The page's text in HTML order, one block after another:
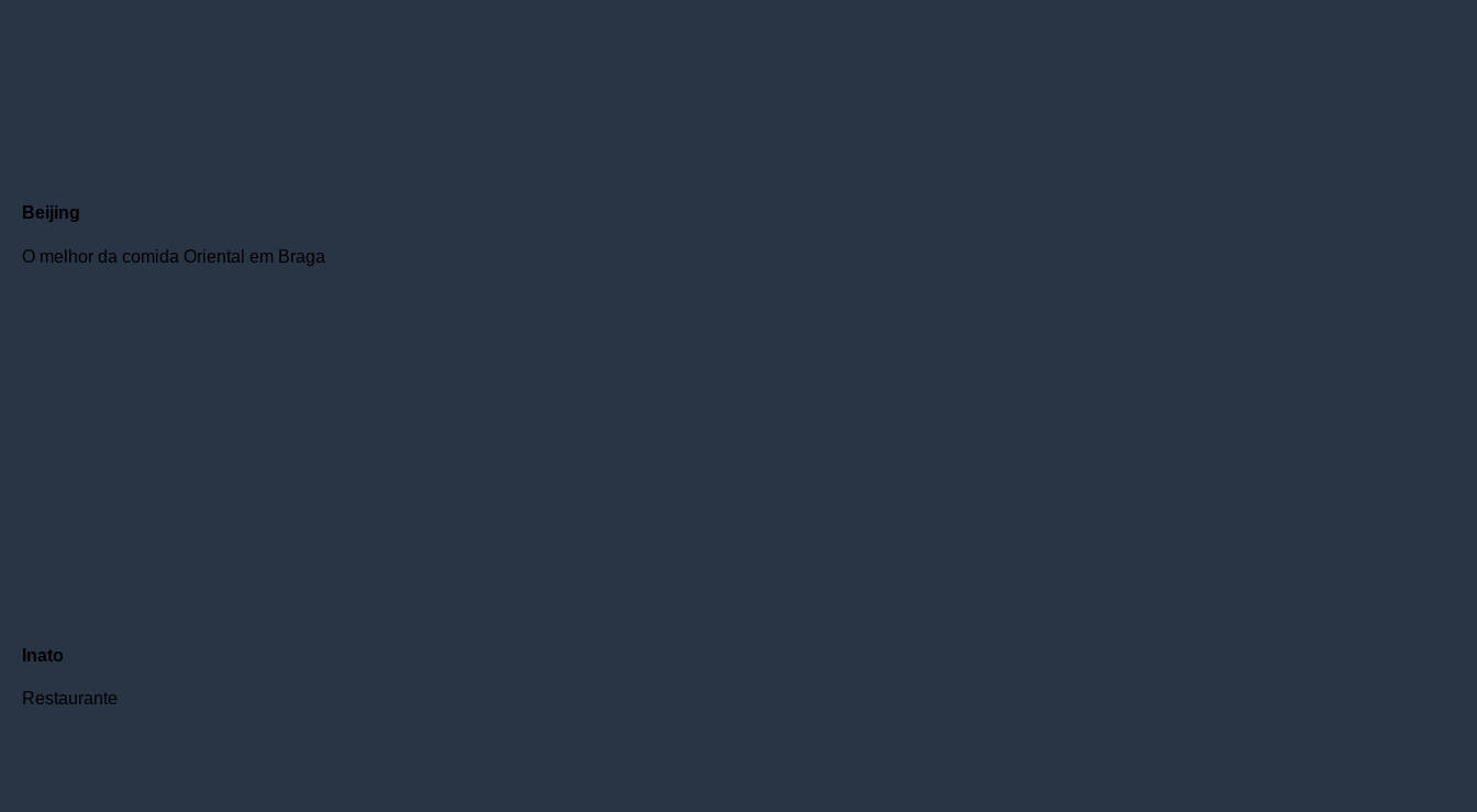
Beijing
O melhor da comida Oriental em Braga
Inato
Restaurante